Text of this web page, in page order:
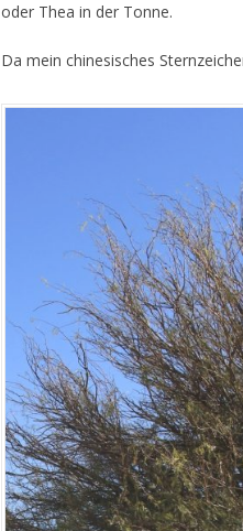
oder Thea in der Tonne.
Da mein chinesisches